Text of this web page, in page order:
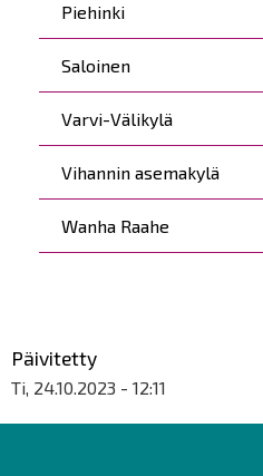
Piehinki
Saloinen
Varvi-Välikylä
Vihannin asemakylä
Wanha Raahe
Päivitetty
Ti, 24.10.2023 - 12:11